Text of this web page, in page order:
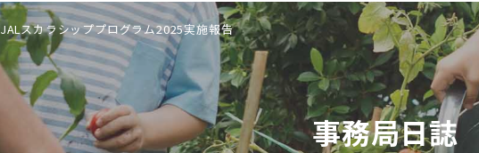
事務局日誌
JALスカラシッププログラム2025実施報告